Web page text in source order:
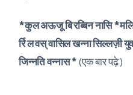
*कुल अऊजू बि रब्बिन नासि
र्रि ल वस् वासिल खन्ना सिल्लज़ी
जिन्नति वन्नास *(एक बार पढ़े )